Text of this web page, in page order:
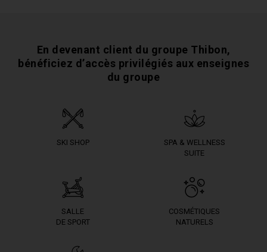
En devenant client du groupe Thibon,
bénéficiez d’accès privilégiés aux enseignes
du groupe
SKI SHOP
SPA & WELLNESS
SUITE
SALLE
DE SPORT
COSMÉTIQUES
NATURELS